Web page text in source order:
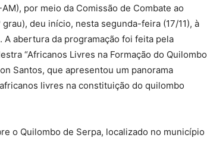
por meio da Comissão de Combate ao
deu início, nesta segunda-feira (17/11), à
A abertura da programação foi feita pela
“Africanos Livres na Formação do Quilombo
Santos, que apresentou um panorama
livres na constituição do quilombo
o Quilombo de Serpa, localizado no município